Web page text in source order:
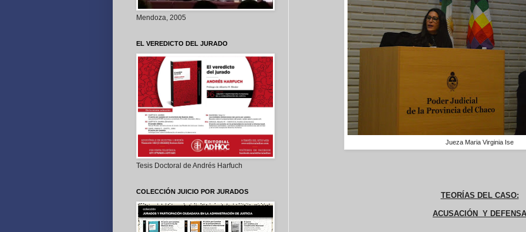
Jueza Maria Virginia Ise
TEORÍAS DEL CASO:
ACUSACIÓN Y DEFENSA
Mendoza, 2005
EL VEREDICTO DEL JURADO
Tesis Doctoral de Andrés Harfuch
COLECCIÓN JUICIO POR JURADOS